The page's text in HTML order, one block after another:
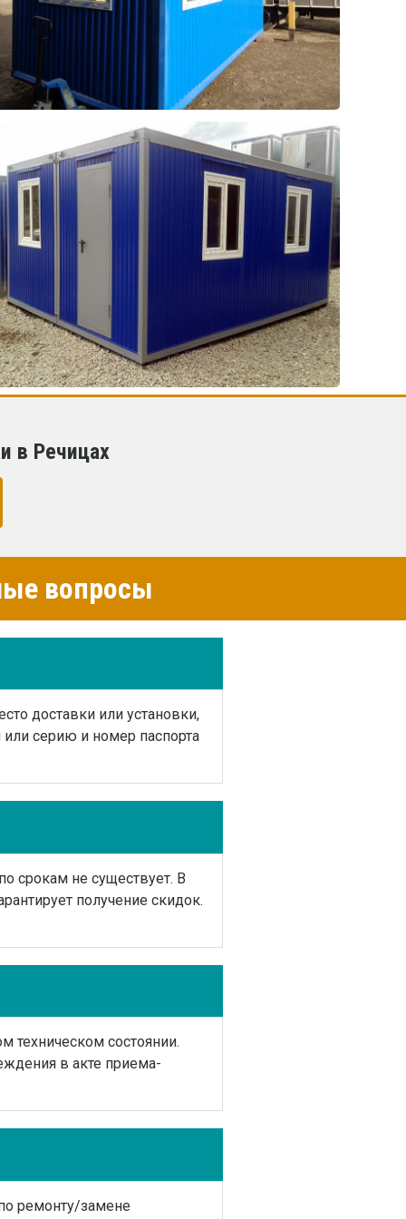
в Речицах
вопросы
доставки или установки,
серию и номер паспорта
срокам не существует. В
получение скидок.
техническом состоянии.
в акте приема-
ремонту/замене